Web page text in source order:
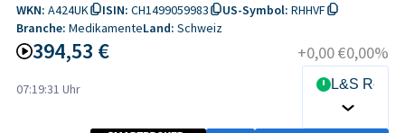
WKN: A424UK ISIN: CH1499059983 US-Symbol: RHHVF
Branche: MedikamenteLand: Schweiz
394,53 € +0,00 €0,00%
07:19:31 Uhr L&S